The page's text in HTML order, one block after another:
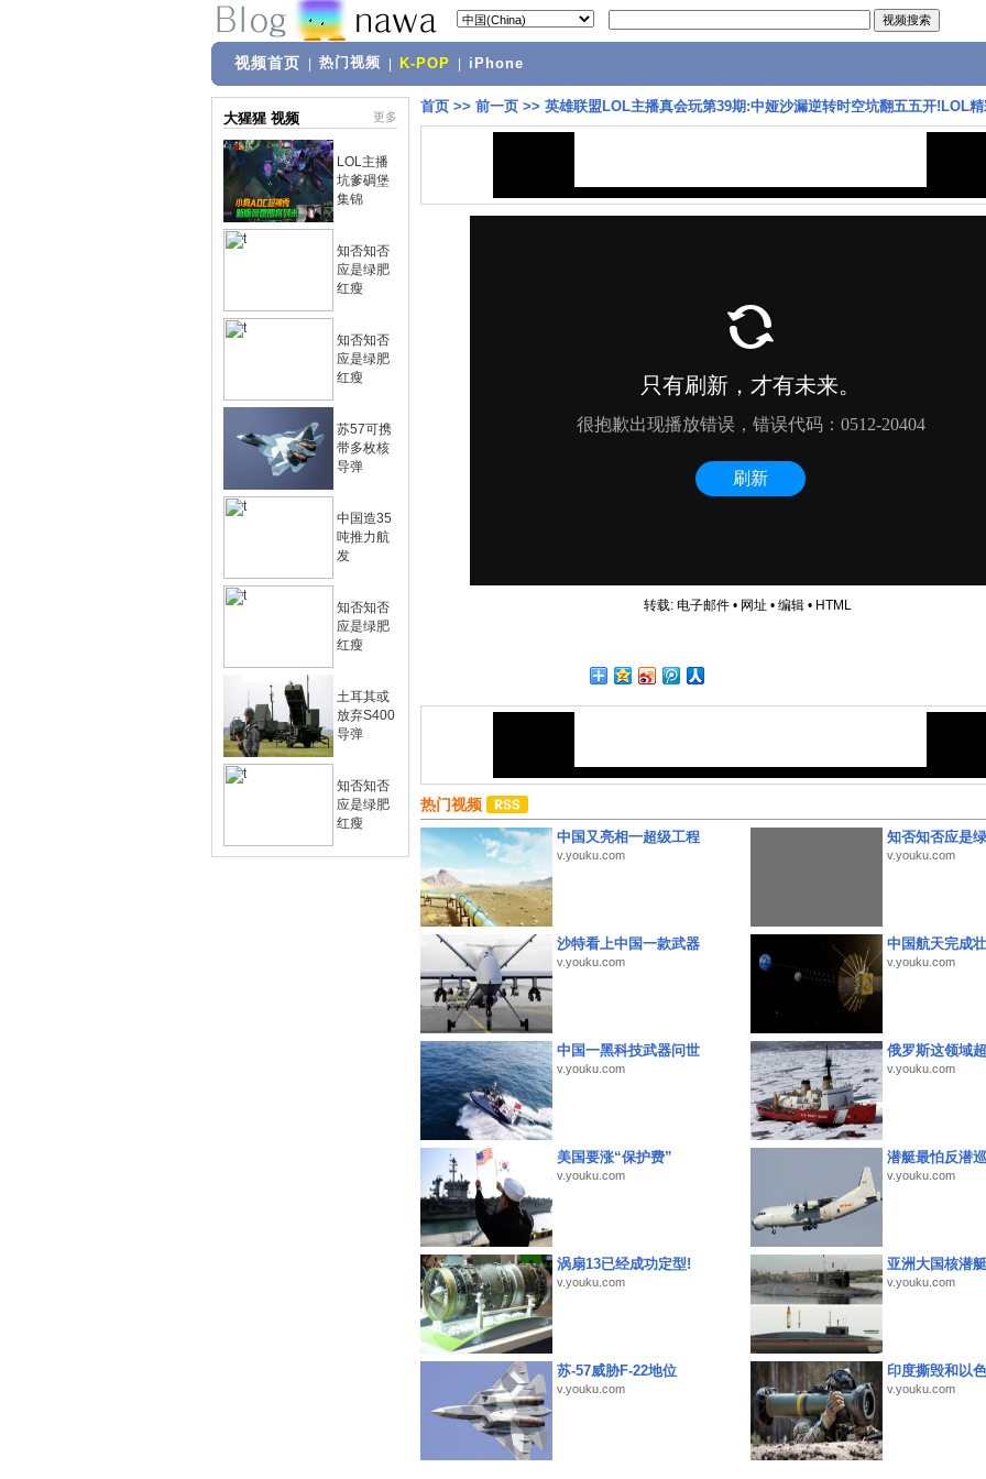
视频首页 热门视频 K-POP iPhone
大猩猩 视频 更多
LOL主播
坑爹碉堡
集锦
知否知否
应是绿肥
红瘦
知否知否
应是绿肥
红瘦
苏57可携
带多枚核
导弹
中国造35
吨推力航
发
知否知否
应是绿肥
红瘦
土耳其或
放弃S400
导弹
知否知否
应是绿肥
红瘦
首页 >> 前一页 >> 英雄联盟LOL主播真会玩第39期:中娅沙漏逆转时空坑翻五五开!LOL
转载: 电子邮件• 网址 • 编辑• HTML
热门视频
中国又亮相一超级工程
v.youku.com
知否知否应是
v.youku.com
沙特看上中国一款武器
v.youku.com
中国航天完成
v.youku.com
中国一黑科技武器问世
v.youku.com
俄罗斯这领域
v.youku.com
美国要涨“保护费”
v.youku.com
潜艇最怕反潜
v.youku.com
涡扇13已经成功定型!
v.youku.com
亚洲大国核潜
v.youku.com
苏-57威胁F-22地位
v.youku.com
印度撕毁和以
v.youku.com